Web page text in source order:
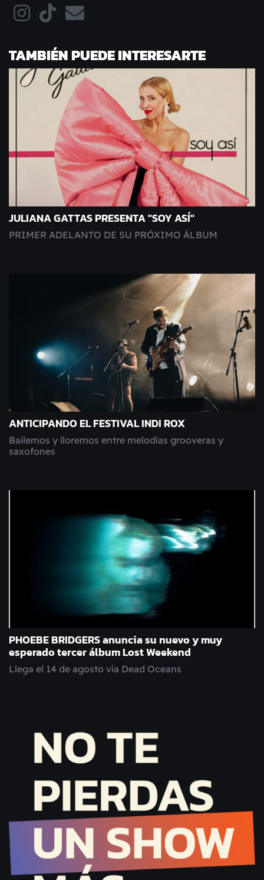
TAMBIÉN PUEDE INTERESARTE
JULIANA GATTAS PRESENTA "SOY ASÍ"
PRIMER ADELANTO DE SU PRÓXIMO ÁLBUM
ANTICIPANDO EL FESTIVAL INDI ROX
Bailemos y lloremos entre melodías grooveras y
saxofones
PHOEBE BRIDGERS anuncia su nuevo y muy
esperado tercer álbum Lost Weekend
Llega el 14 de agosto vía Dead Oceans